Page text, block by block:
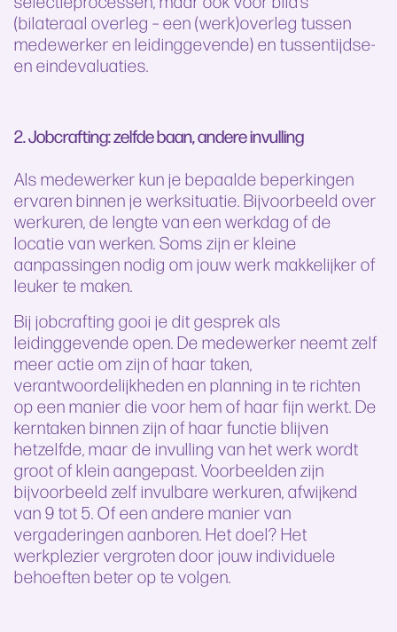
(bilateraal overleg – een (werk)overleg tussen
medewerker en leidinggevende) en tussentijdse-
en eindevaluaties.
2. Jobcrafting: zelfde baan, andere invulling
Als medewerker kun je bepaalde beperkingen
ervaren binnen je werksituatie. Bijvoorbeeld over
werkuren, de lengte van een werkdag of de
locatie van werken. Soms zijn er kleine
aanpassingen nodig om jouw werk makkelijker of
leuker te maken.
Bij jobcrafting gooi je dit gesprek als
leidinggevende open. De medewerker neemt zelf
meer actie om zijn of haar taken,
verantwoordelijkheden en planning in te richten
op een manier die voor hem of haar fijn werkt. De
kerntaken binnen zijn of haar functie blijven
hetzelfde, maar de invulling van het werk wordt
groot of klein aangepast. Voorbeelden zijn
bijvoorbeeld zelf invulbare werkuren, afwijkend
van 9 tot 5. Of een andere manier van
vergaderingen aanboren. Het doel? Het
werkplezier vergroten door jouw individuele
behoeften beter op te volgen.